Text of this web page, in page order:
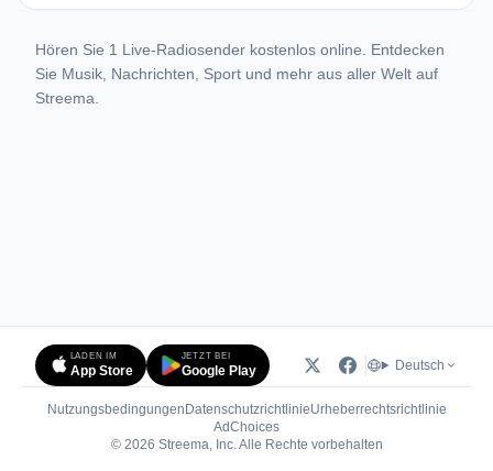
Hören Sie 1 Live-Radiosender kostenlos online. Entdecken
Sie Musik, Nachrichten, Sport und mehr aus aller Welt auf
Streema.
LADEN IM
App Store
JETZT BEI
Google Play Deutsch
Nutzungsbedingungen DatenschutzrichtlinieUrheberrechtsrichtlinie
AdChoices(öffnet in neuem Tab)
© 2026 Streema, Inc. Alle Rechte vorbehalten